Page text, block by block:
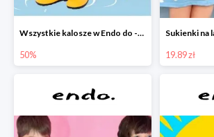
Wszystkie kalosze w Endo do -50%
50% 19.89 zł